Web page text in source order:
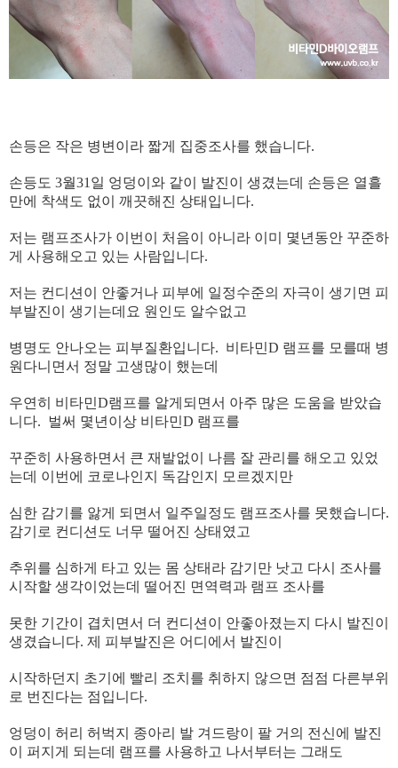
손등은 작은 병변이라 짧게 집중조사를 했습니다.
손등도 3월31일 엉덩이와 같이 발진이 생겼는데 손등은 열흘
만에 착색도 없이 깨끗해진 상태입니다.
​저는 램프조사가 이번이 처음이 아니라 이미 몇년동안 꾸준하
게 사용해오고 있는 사람입니다.
​저는 컨디션이 안좋거나 피부에 일정수준의 자극이 생기면 피
부발진이 생기는데요 원인도 알수없고
​병명도 안나오는 피부질환입니다. 비타민D 램프를 모를때 병
원다니면서 정말 고생많이 했는데
​우연히 비타민D램프를 알게되면서 아주 많은 도움을 받았습
니다. 벌써 몇년이상 비타민D 램프를
​꾸준히 사용하면서 큰 재발없이 나름 잘 관리를 해오고 있었
는데 이번에 코로나인지 독감인지 모르겠지만
​심한 감기를 앓게 되면서 일주일정도 램프조사를 못했습니다.
감기로 컨디션도 너무 떨어진 상태였고
​추위를 심하게 타고 있는 몸 상태라 감기만 낫고 다시 조사를
시작할 생각이었는데 떨어진 면역력과 램프 조사를
​못한 기간이 겹치면서 더 컨디션이 안좋아졌는지 다시 발진이
생겼습니다. 제 피부발진은 어디에서 발진이
​시작하던지 초기에 빨리 조치를 취하지 않으면 점점 다른부위
로 번진다는 점입니다.
​엉덩이 허리 허벅지 종아리 발 겨드랑이 팔 거의 전신에 발진
이 퍼지게 되는데 램프를 사용하고 나서부터는 그래도